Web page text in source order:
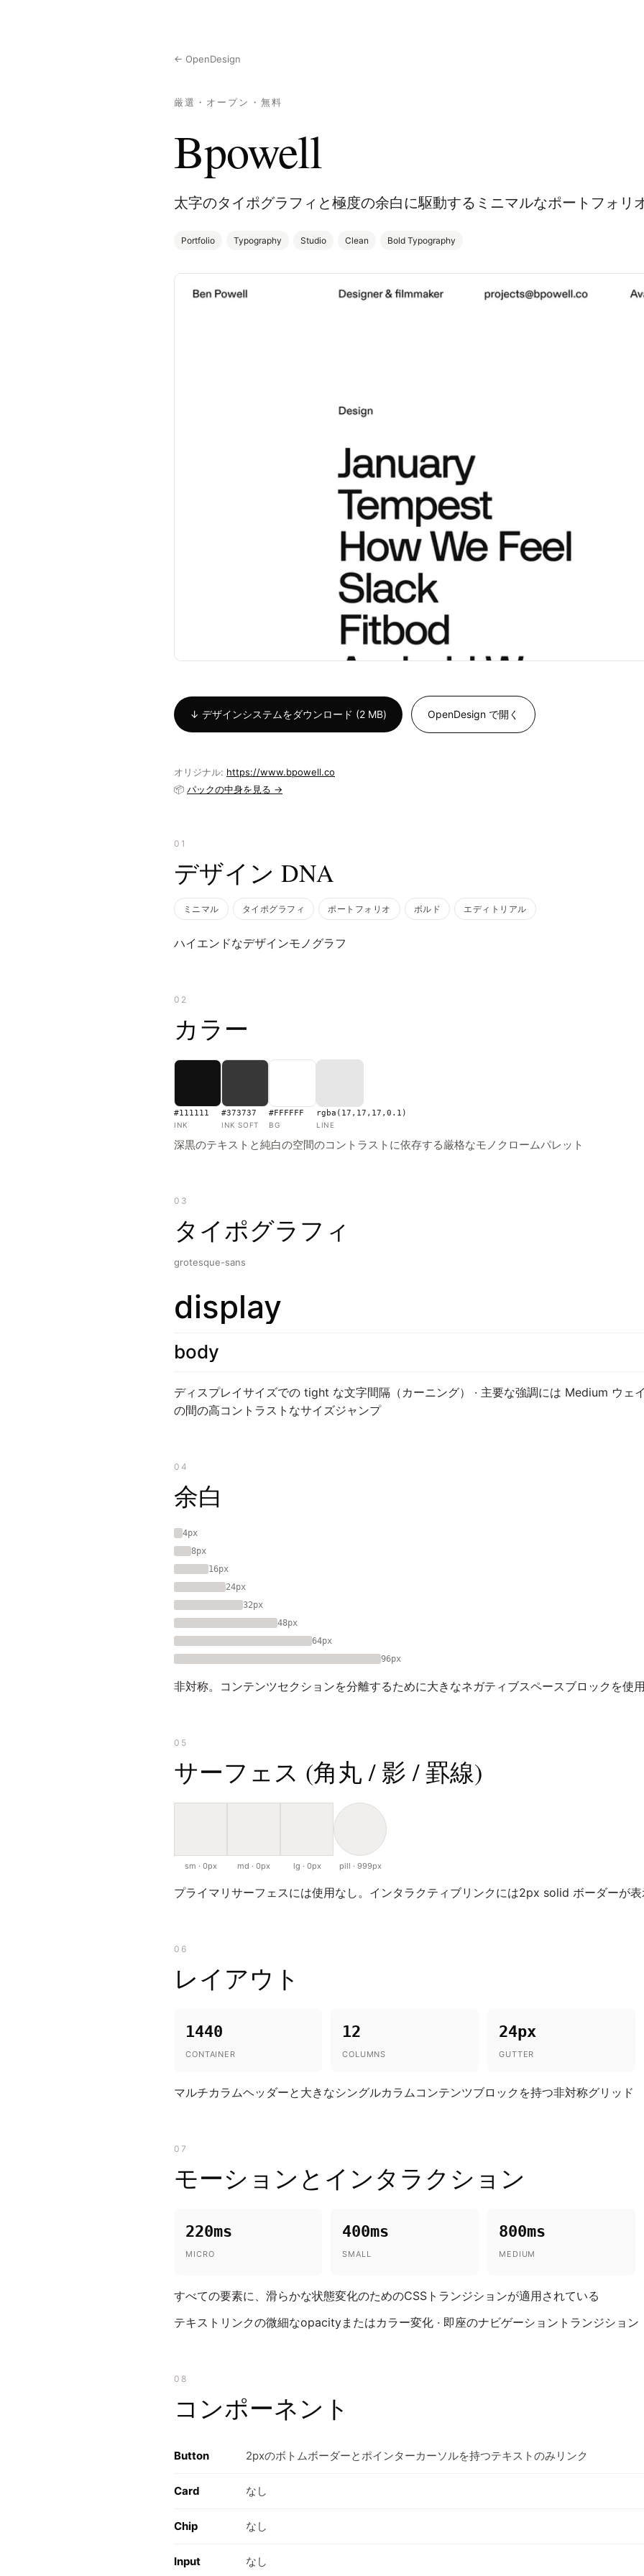
← OpenDesign
厳選・オープン・無料
Bpowell
太字のタイポグラフィと極度の余白に駆動するミニマルなポートフォリ
Portfolio Typography Studio Clean Bold Typography
↓ デザインシステムをダウンロード (2 MB) OpenDesign で開く
オリジナル: https://www.bpowell.co
📦 パックの中身を見る →
01
デザイン DNA
ミニマル タイポグラフィ ポートフォリオ ボルド エディトリアル
ハイエンドなデザインモノグラフ
02
カラー
#111111
INK
#373737
INK SOFT
#FFFFFF
BG
rgba(17,17,17,0.1)
LINE
深黒のテキストと純白の空間のコントラストに依存する厳格なモノクロームパレット
03
タイポグラフィ
grotesque-sans
display
body
ディスプレイサイズでの tight な文字間隔（カーニング） · 主要な強調には Medium ウェ
の間の高コントラストなサイズジャンプ
04
余白
4px
8px
16px
24px
32px
48px
64px
96px
非対称。コンテンツセクションを分離するために大きなネガティブスペースブロックを使
05
サーフェス (角丸 / 影 / 罫線)
sm · 0px md · 0px lg · 0px pill · 999px
プライマリサーフェスには使用なし。インタラクティブリンクには2px solid ボーダーが
06
レイアウト
1440
CONTAINER
12
COLUMNS
24px
GUTTER
マルチカラムヘッダーと大きなシングルカラムコンテンツブロックを持つ非対称グリッド
07
モーションとインタラクション
220ms
MICRO
400ms
SMALL
800ms
MEDIUM
すべての要素に、滑らかな状態変化のためのCSSトランジションが適用されている
テキストリンクの微細なopacityまたはカラー変化 · 即座のナビゲーショントランジション
08
コンポーネント
Button 2pxのボトムボーダーとポインターカーソルを持つテキストのみリンク
Card なし
Chip なし
Input なし